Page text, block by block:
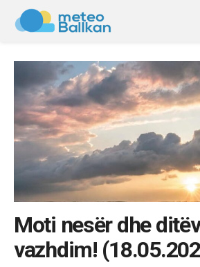
Moti nesër dhe
vazhdim!